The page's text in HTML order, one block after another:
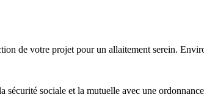
de votre projet pour un allaitement serein.
sécurité sociale et la mutuelle avec une